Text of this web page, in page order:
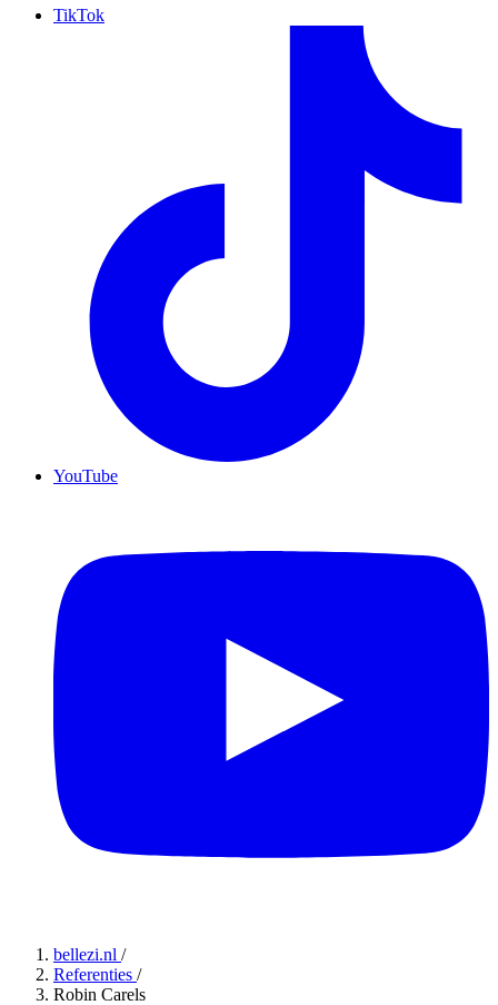
TikTok
YouTube
bellezi.nl /
Referenties /
Robin Carels